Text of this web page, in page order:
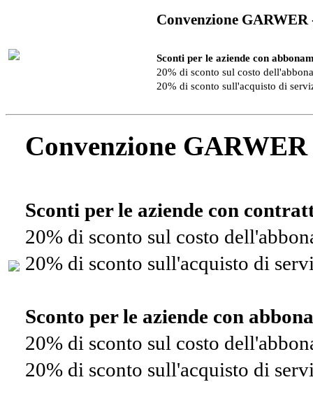
Convenzione
Sconti per le aziende con
20% di sconto sul costo
20% di sconto sull'acquisto di
Convenzione
Sconti per le aziende con
20% di sconto sul costo
20% di sconto sull'acquisto di
Sconto per le aziende con
20% di sconto sul costo
20% di sconto sull'acquisto di